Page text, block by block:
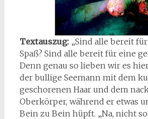
Textauszug: „Sind alle bereit
Spaß? Sind alle bereit für eine
Denn genau so lieben wir es
der bullige Seemann mit dem
geschorenen Haar und dem
Oberkörper, während er etwas
Bein zu Bein hüpft. „Na, nicht